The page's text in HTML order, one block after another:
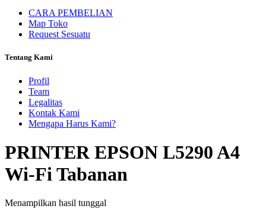
CARA PEMBELIAN
Map Toko
Request Sesuatu
Tentang Kami
Profil
Team
Legalitas
Kontak Kami
Mengapa Harus Kami?
PRINTER EPSON L5290 A4
Wi-Fi Tabanan
Menampilkan hasil tunggal